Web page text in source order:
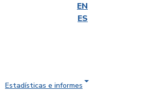
EN
ES
Estadísticas e informes